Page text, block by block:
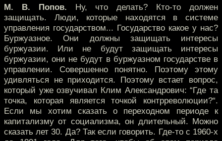
М. В. Попов. Ну, что делать? Кто-то должен
защищать. Люди, которые находятся в системе
управления государством... Государство какое у нас?
Буржуазное. Они должны защищать интересы
буржуазии. Или не будут защищать интересы
буржуазии, они не будут в буржуазном государстве в
управлении. Совершенно понятно. Поэтому этому
удивляться не приходится. Поэтому встает вопрос,
который уже озвучивал Клим Александрович: “Где та
точка, которая является точкой контрреволюции?“.
Если мы хотим сказать о переходном периоде к
капитализму от социализма, он длительный. Можно
сказать лет 30. Да? Так если говорить. Где-то с 1960-х